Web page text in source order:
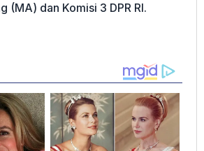
(MA) dan Komisi 3 DPR RI.